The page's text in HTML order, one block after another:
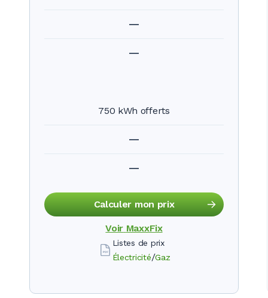
750 kWh offerts
Calculer mon prix
Voir MaxxFix
Listes de prix
Électricité/Gaz